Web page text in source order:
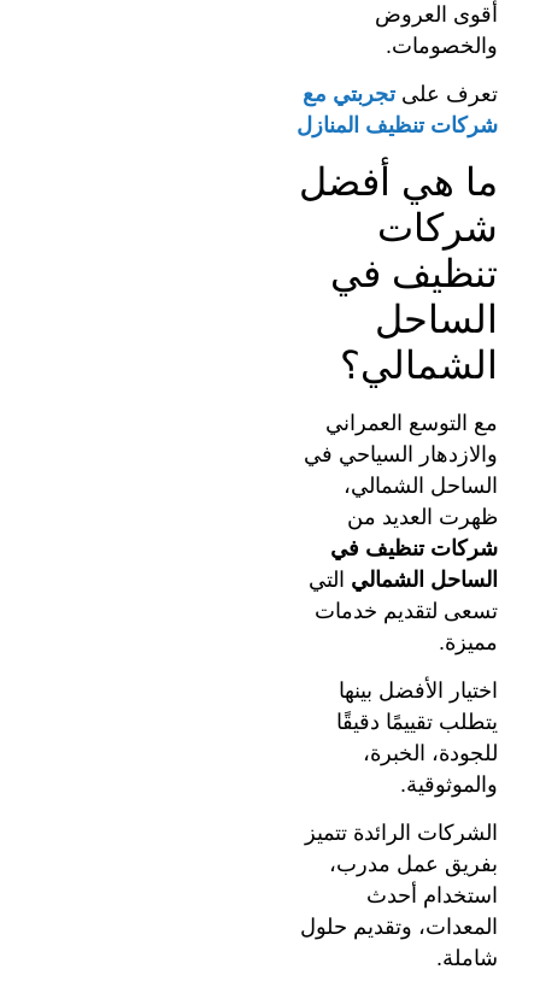
أقوى العروض
والخصومات.
تعرف علىتجربتي مع
شركات تنظيف المنازل
ما هي أفضل
شركات
تنظيف في
الساحل
الشمالي؟
مع التوسع العمراني
والازدهار السياحي في
الساحل الشمالي،
ظهرت العديد من
شركات تنظيف في
الساحل الشمالي التي
تسعى لتقديم خدمات
مميزة.
اختيار الأفضل بينها
يتطلب تقييمًا دقيقًا
للجودة، الخبرة،
والموثوقية.
الشركات الرائدة تتميز
بفريق عمل مدرب،
استخدام أحدث
المعدات، وتقديم حلول
شاملة.